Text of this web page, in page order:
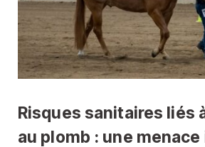
Risques sanitaires liés
au plomb : une